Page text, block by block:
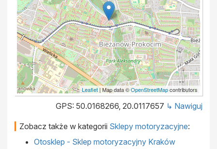
Leaflet| Map data ©OpenStreetMapcontributors
GPS: 50.0168266, 20.0117657 ↳ Nawiguj
Zobacz także w kategorii Sklepy motoryzacyjne:
Otosklep - Sklep motoryzacyjny Kraków